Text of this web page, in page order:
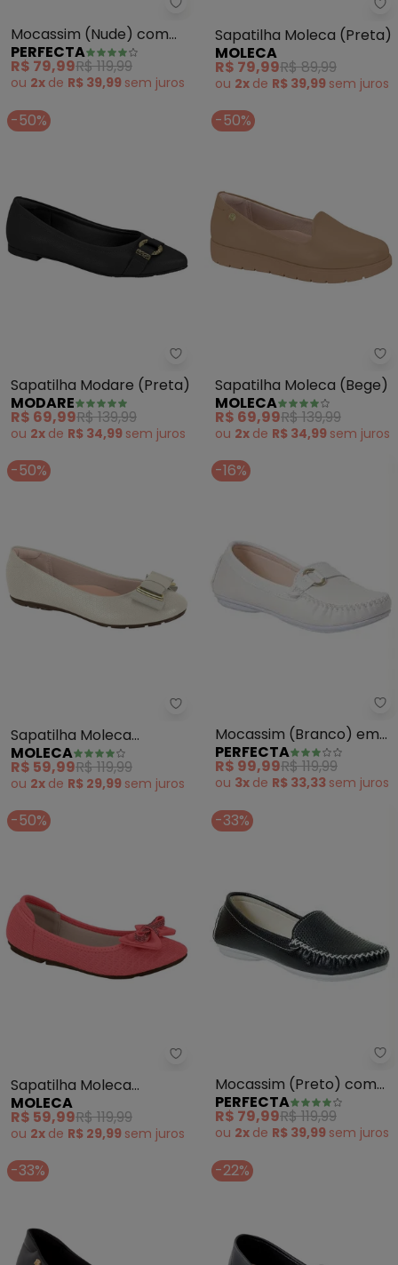
Perfecta - Mocassim (Nude)
Mocassim (Nude) com
Detalhe de Perfuros no
Cabedal
PERFECTA
R$ 79,99R$ 119,99
ou 2x de R$ 39,99 sem juros
Sapatilha Moleca (Preta)
MOLECA
R$ 79,99R$ 89,99
ou 2x de R$ 39,99 sem juros
-50%
Modare - Sapatilha Modare
Sapatilha Modare (Preta)
MODARE
R$ 69,99R$ 139,99
ou 2x de R$ 34,99 sem juros
-50%
Sapatilha Moleca (Bege)
MOLECA
R$ 69,99R$ 139,99
ou 2x de R$ 34,99 sem juros
-50%
Moleca - Sapatilha Moleca
Sapatilha Moleca
(Branco)
MOLECA
R$ 59,99R$ 119,99
ou 2x de R$ 29,99 sem juros
-16%
Mocassim (Branco) em
Sintético
PERFECTA
R$ 99,99R$ 119,99
ou 3x de R$ 33,33 sem juros
-50%
Moleca - Sapatilha Moleca
Sapatilha Moleca
(Vermelho)
MOLECA
R$ 59,99R$ 119,99
ou 2x de R$ 29,99 sem juros
-33%
Mocassim (Preto) com
Detalhe de Perfuros
PERFECTA
R$ 79,99R$ 119,99
ou 2x de R$ 39,99 sem juros
-33% -22%